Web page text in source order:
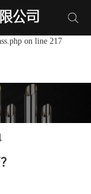
cache/
on line 217